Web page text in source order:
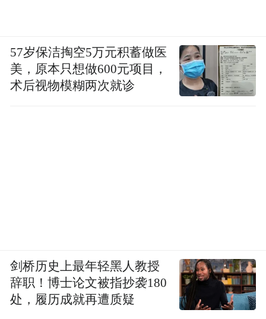
57岁保洁掏空5万元积蓄做医
美，原本只想做600元项目，
术后视物模糊两次就诊
剑桥历史上最年轻黑人教授
辞职！博士论文被指抄袭180
处，履历成就再遭质疑